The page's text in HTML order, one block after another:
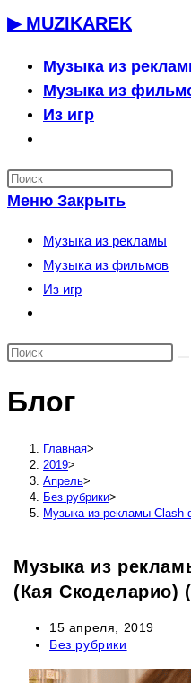
Перейти
содержимому
▶ MUZIKAREK
Музыка из
Музыка из
Из игр
по
веб-
сайту
Меню Закрыть
Музыка из рекламы
Музыка из фильмов
Из игр
по
сайту
Блог
Главная>
2019>
Апрель>
Без рубрики>
Музыка из рекламы Clash
Музыка из
(Кая Скоделарио)
Запись
опубликована:
15 апреля, 2019
Рубрика
Без рубрики